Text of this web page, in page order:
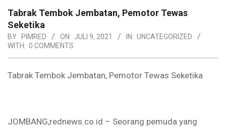
Tabrak Tembok Jembatan, Pemotor Tewas
Seketika
BY: PIMRED ON: JULI 9, 2021 IN: UNCATEGORIZED
WITH: 0 COMMENTS
Tabrak Tembok Jembatan, Pemotor Tewas Seketika
JOMBANG,rednews.co.id – Seorang pemuda yang